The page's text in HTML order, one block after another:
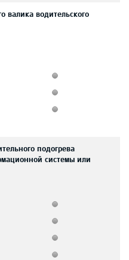
валика водительского
подогрева
системы или